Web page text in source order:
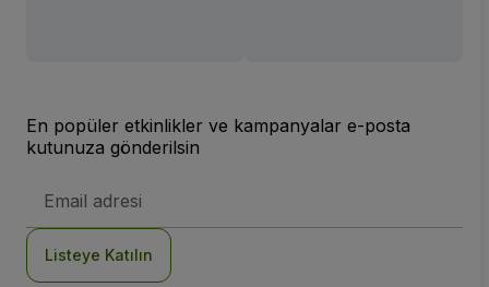
En popüler etkinlikler ve kampanyalar e-posta
kutunuza gönderilsin
posta
Listeye Katılın